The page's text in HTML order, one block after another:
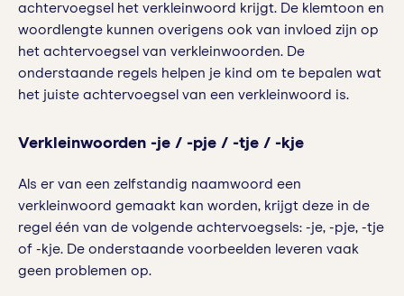
achtervoegsel het verkleinwoord krijgt. De klemtoon en
woordlengte kunnen overigens ook van invloed zijn op
het achtervoegsel van verkleinwoorden. De
onderstaande regels helpen je kind om te bepalen wat
het juiste achtervoegsel van een verkleinwoord is.
Verkleinwoorden -je / -pje / -tje / -kje
Als er van een zelfstandig naamwoord een
verkleinwoord gemaakt kan worden, krijgt deze in de
regel één van de volgende achtervoegsels: -je, -pje, -tje
of -kje. De onderstaande voorbeelden leveren vaak
geen problemen op.